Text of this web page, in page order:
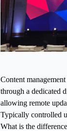
Content
through a dedicated
allowing remote
Typically controlled
What is the